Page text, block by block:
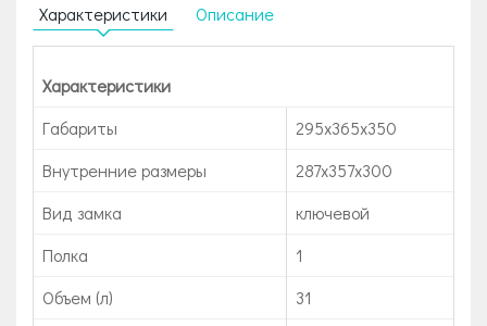
Характеристики Описание
Характеристики
Габариты
295x365x350
Внутренние размеры
287x357x300
Вид замка
ключевой
Полка
1
Объем (л)
31